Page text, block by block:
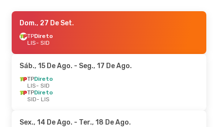
Dom., 27 De Set.
TPDireto
LIS- SID
Sáb., 15 De Ago. - Seg., 17 De Ago.
TPDireto
LIS- SID
TPDireto
SID- LIS
Sex., 14 De Ago. - Ter., 18 De Ago.